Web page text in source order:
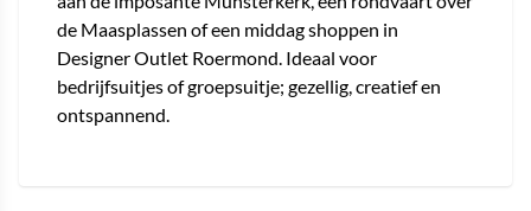
de Maasplassen of een middag shoppen in
Designer Outlet Roermond. Ideaal voor
bedrijfsuitjes of groepsuitje; gezellig, creatief en
ontspannend.